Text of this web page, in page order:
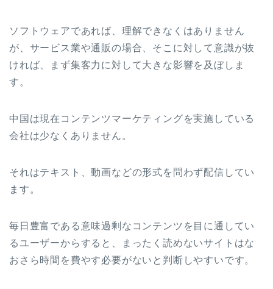
ソフトウェアであれば、理解できなくはありません
が、サービス業や通販の場合、そこに対して意識が抜
ければ、まず集客力に対して大きな影響を及ぼしま
す。
中国は現在コンテンツマーケティングを実施している
会社は少なくありません。
それはテキスト、動画などの形式を問わず配信してい
ます。
毎日豊富である意味過剰なコンテンツを目に通してい
るユーザーからすると、まったく読めないサイトはな
おさら時間を費やす必要がないと判断しやすいです。